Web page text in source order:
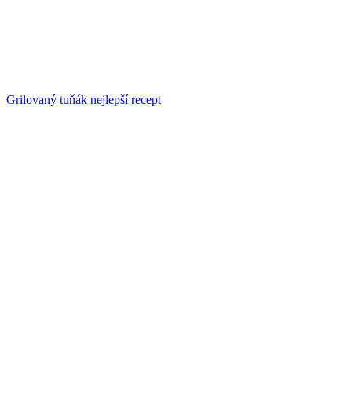
Grilovaný tuňák nejlepší recept